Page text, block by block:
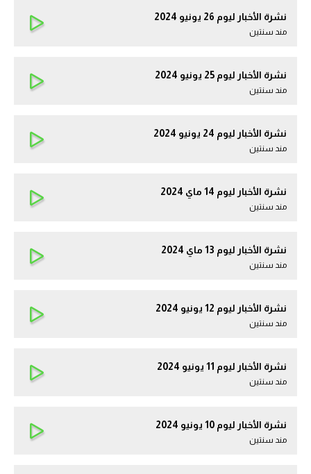
نشرة الأخبار ليوم 26 يونيو 2024
مند سنتين
نشرة الأخبار ليوم 25 يونيو 2024
مند سنتين
نشرة الأخبار ليوم 24 يونيو 2024
مند سنتين
نشرة الأخبار ليوم 14 ماي 2024
مند سنتين
نشرة الأخبار ليوم 13 ماي 2024
مند سنتين
نشرة الأخبار ليوم 12 يونيو 2024
مند سنتين
نشرة الأخبار ليوم 11 يونيو 2024
مند سنتين
نشرة الأخبار ليوم 10 يونيو 2024
مند سنتين